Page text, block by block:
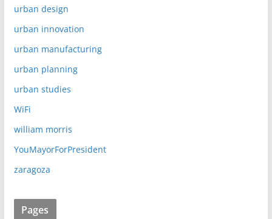
urban design
urban innovation
urban manufacturing
urban planning
urban studies
WiFi
william morris
YouMayorForPresident
zaragoza
Pages